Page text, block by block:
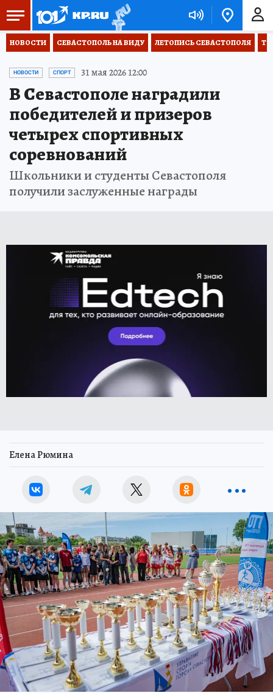
НОВОСТИ СЕВАСТОПОЛЬ НА ВИДУ ЛЕТОПИСЬ СЕВАСТОПОЛЯ
НОВОСТИ СПОРТ 31 мая 2026 12:00
В Севастополе наградили
победителей и призеров
четырех спортивных
соревнований
Школьники и студенты Севастополя
получили заслуженные награды
Елена Рюмина